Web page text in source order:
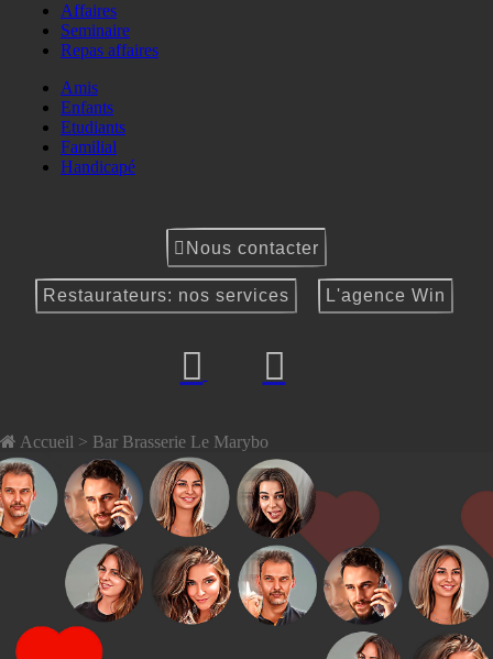
Affaires
Seminaire
Repas affaires
Amis
Enfants
Etudiants
Familial
Handicapé
Nous contacter
Restaurateurs: nos services L'agence Win
Accueil > Bar Brasserie Le Marybo